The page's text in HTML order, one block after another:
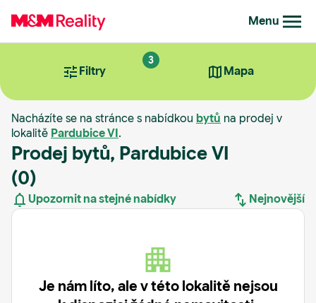
Menu
Filtry
3
Mapa
Nacházíte se na stránce s nabídkou bytů na prodej v
lokalitě Pardubice VI.
Prodej bytů, Pardubice VI
(0)
Upozornit na stejné nabídky Nejnovější
Nejstarší
Je nám líto, ale v této lokalitě nejsou